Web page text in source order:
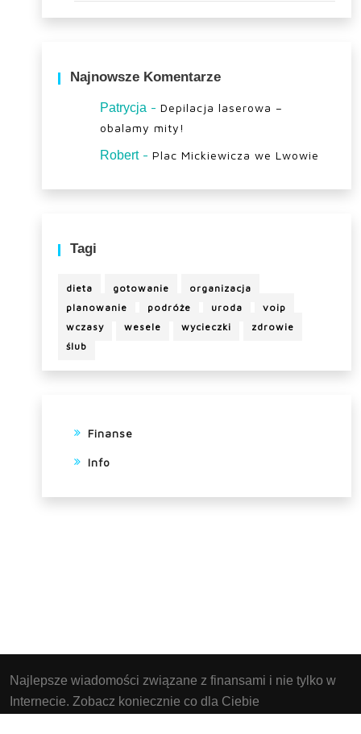
Najnowsze Komentarze
Patrycja - Depilacja laserowa –
obalamy mity!
Robert- Plac Mickiewicza we Lwowie
Tagi
dieta gotowanie
organizacja
planowanie
podróże uroda
voip
wczasy
wesele wycieczki
zdrowie
ślub
Finanse
Info
Najlepsze wiadomości związane z finansami i nie tylko w
Internecie. Zobacz koniecznie co dla Ciebie